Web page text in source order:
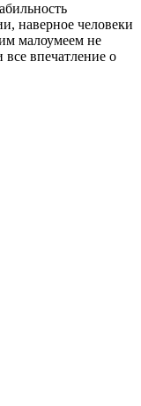
наверное человеки
малоумеем не
впечатление о